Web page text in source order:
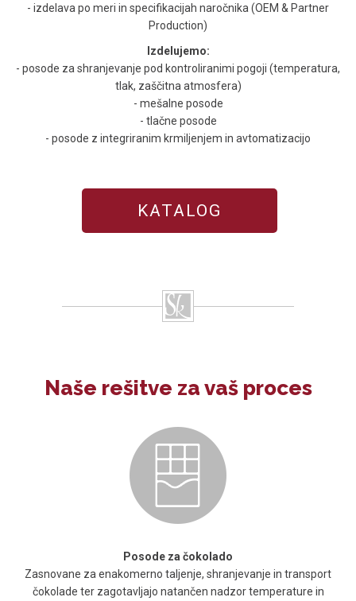
- izdelava po meri in specifikacijah naročnika (OEM & Partner
Production)
Izdelujemo:
- posode za shranjevanje pod kontroliranimi pogoji (temperatura,
tlak, zaščitna atmosfera)
- mešalne posode
- tlačne posode
- posode z integriranim krmiljenjem in avtomatizacijo
KATALOG
Naše rešitve za vaš proces
Posode za čokolado
Zasnovane za enakomerno taljenje, shranjevanje in transport
čokolade ter zagotavljajo natančen nadzor temperature in